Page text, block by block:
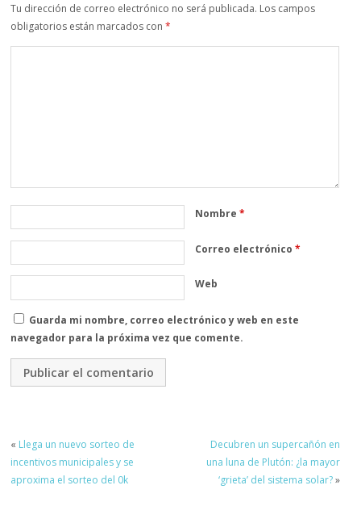
Tu dirección de correo electrónico no será publicada. Los campos
obligatorios están marcados con*
Nombre*
Correo electrónico*
Web
Guarda mi nombre, correo electrónico y web en este
navegador para la próxima vez que comente.
« Llega un nuevo sorteo de
incentivos municipales y se
aproxima el sorteo del 0k
Decubren un supercañón en
una luna de Plutón: ¿la mayor
‘grieta’ del sistema solar?»